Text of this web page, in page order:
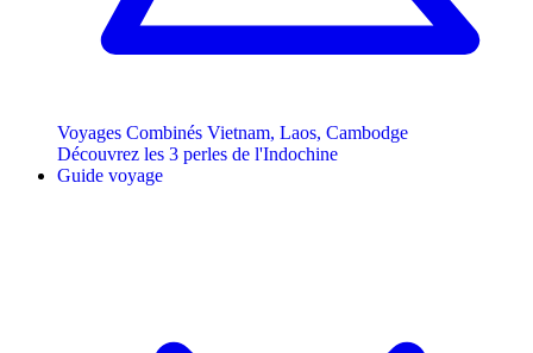
Voyages Combinés Vietnam, Laos, Cambodge
Découvrez les 3 perles de l'Indochine
Guide voyage